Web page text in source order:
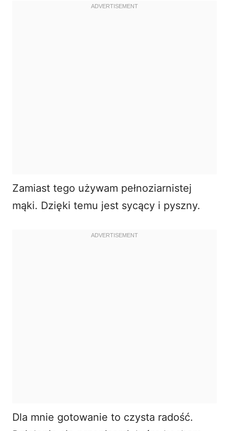
Zamiast tego używam pełnoziarnistej
mąki. Dzięki temu jest sycący i pyszny.
Dla mnie gotowanie to czysta radość.